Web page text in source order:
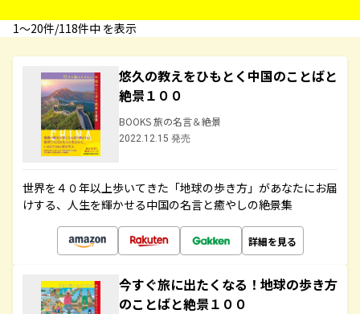
1〜20件/118件中 を表示
悠久の教えをひもとく中国のことばと
絶景１００
BOOKS 旅の名言＆絶景
2022.12.15 発売
世界を４０年以上歩いてきた「地球の歩き方」があなたにお届
けする、人生を輝かせる中国の名言と癒やしの絶景集
詳細を見る
今すぐ旅に出たくなる！地球の歩き方
のことばと絶景１００